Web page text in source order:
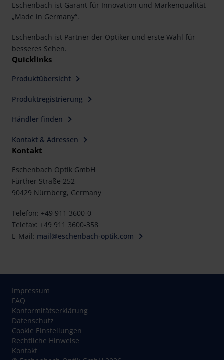
Eschenbach ist Garant für Innovation und Markenqualität
„Made in Germany“.
Eschenbach ist Partner der Optiker und erste Wahl für
besseres Sehen.
Quicklinks
Produktübersicht
Produktregistrierung
Händler finden
Kontakt & Adressen
Kontakt
Eschenbach Optik GmbH
Fürther Straße 252
90429 Nürnberg, Germany
Telefon: +49 911 3600-0
Telefax: +49 911 3600-358
E-Mail: mail@eschenbach-optik.com
Impressum
FAQ
Konformitätserklärung
Datenschutz
Cookie Einstellungen
Rechtliche Hinweise
Kontakt